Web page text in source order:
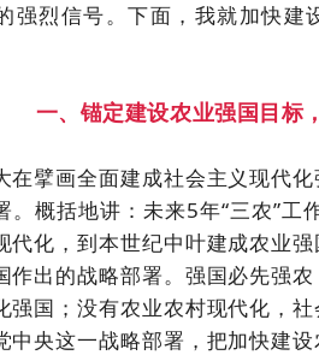
强烈信号。下面，我就加快建
一、锚定建设农业强国目标
在擘画全面建成社会主义现代
。概括地讲：未来5年“三农”
代化，到本世纪中叶建成农业
作出的战略部署。强国必先强
强国；没有农业农村现代化，
中央这一战略部署，把加快建